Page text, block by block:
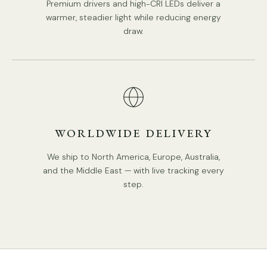
6 têtesTaille : Dia 94cm x H 115cm / ∅ 37″ x H 45.3″
Premium drivers and high-CRI LEDs deliver a
warmer, steadier light while reducing energy
draw.
WORLDWIDE DELIVERY
We ship to North America, Europe, Australia,
and the Middle East — with live tracking every
step.